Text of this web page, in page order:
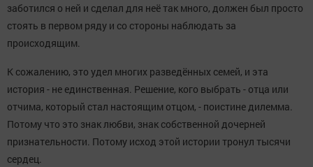
заботился о ней и сделал для неё так много, должен был просто
стоять в первом ряду и со стороны наблюдать за
происходящим.
К сожалению, это удел многих разведённых семей, и эта
история - не единственная. Решение, кого выбрать - отца или
отчима, который стал настоящим отцом, - поистине дилемма.
Потому что это знак любви, знак собственной дочерней
признательности. Потому исход этой истории тронул тысячи
сердец.